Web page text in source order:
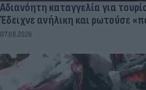
Αδιανόητη καταγγελία για
Έδειχνε ανήλικη και ρωτούσε
07.08.2026